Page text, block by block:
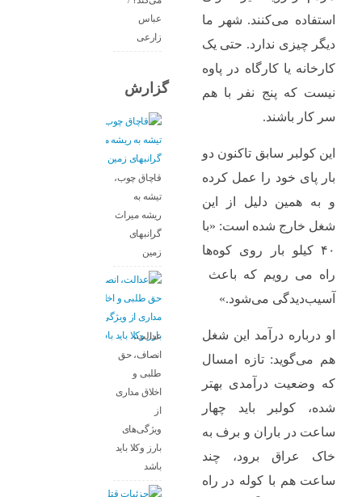
استفاده می‌کنند. شهر ما
دیگر چیزی ندارد. حتی یک
کارخانه یا کارگاه در پاوه
نیست که پنج نفر با هم
سر کار باشند.
این کولبر سابق تاکنون دو
بار پای خود را عمل کرده
و به همین دلیل از این
شغل خارج شده است: «با
۴۰ کیلو بار روی کوه‌ها
راه می رویم که باعث
آسیب‌دیدگی می‌شود.»
او درباره درآمد این شغل
هم می‌گوید: تازه امسال
که وضعیت درآمدی بهتر
شده، کولبر باید چهار
ساعت در باران و برف به
خاک عراق برود، چند
ساعت هم با کوله در راه
عباس
زارعی
گزارش
قاچاق چوب،
تیشه به
ریشه میراث
گرانبهای
زمین
عدالت،
انصاف، حق
طلبی و
اخلاق مداری
از
ویژگی‌های
بارز وکلا باید
باشد